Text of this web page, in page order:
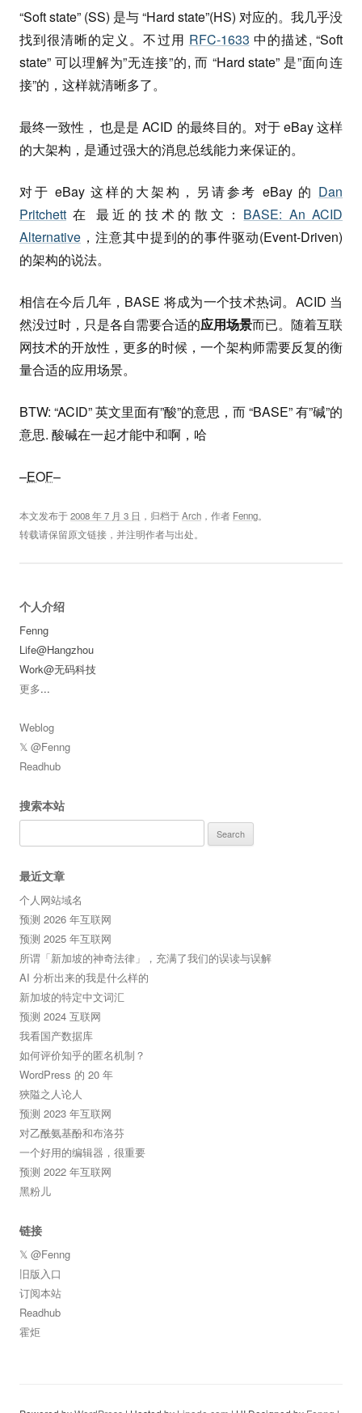
“Soft state” (SS) 是与 “Hard state”(HS) 对应的。我几乎没
找到很清晰的定义。不过用 RFC-1633 中的描述, “Soft
state” 可以理解为”无连接”的, 而 “Hard state” 是”面向连
接”的，这样就清晰多了。
最终一致性， 也是是 ACID 的最终目的。对于 eBay 这样
的大架构，是通过强大的消息总线能力来保证的。
对于 eBay 这样的大架构，另请参考 eBay 的 Dan
Pritchett 在 最近的技术的散文： BASE: An ACID
Alternative ，注意其中提到的的事件驱动(Event-Driven)
的架构的说法。
相信在今后几年，BASE 将成为一个技术热词。ACID 当
然没过时，只是各自需要合适的应用场景而已。随着互联
网技术的开放性，更多的时候，一个架构师需要反复的衡
量合适的应用场景。
BTW: “ACID” 英文里面有”酸”的意思，而 “BASE” 有”碱”的
意思. 酸碱在一起才能中和啊，哈
–EOF–
本文发布于2008 年 7 月 3 日 ，归档于Arch ，作者 Fenng。
转载请保留原文链接，并注明作者与出处。
个人介绍
Fenng
Life@Hangzhou
Work@无码科技
更多...
Weblog
𝕏 @Fenng
Readhub
搜索本站
for:
最近文章
个人网站域名
预测 2026 年互联网
预测 2025 年互联网
所谓「新加坡的神奇法律」，充满了我们的误读与误解
AI 分析出来的我是什么样的
新加坡的特定中文词汇
预测 2024 互联网
我看国产数据库
如何评价知乎的匿名机制？
WordPress 的 20 年
狹隘之人论人
预测 2023 年互联网
对乙酰氨基酚和布洛芬
一个好用的编辑器，很重要
预测 2022 年互联网
黑粉儿
链接
𝕏 @Fenng
旧版入口
订阅本站
Readhub
霍炬